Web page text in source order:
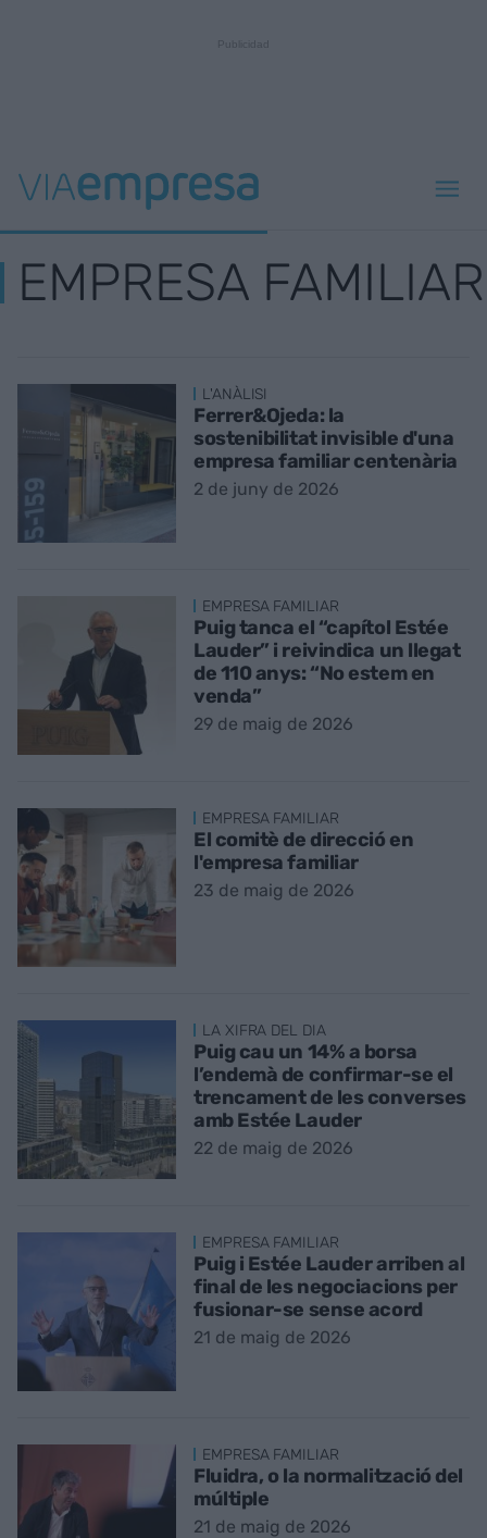
EMPRESA FAMILIAR
L'ANÀLISI
Ferrer&Ojeda: la
sostenibilitat invisible d'una
empresa familiar centenària
2 de juny de 2026
EMPRESA FAMILIAR
Puig tanca el “capítol Estée
Lauder” i reivindica un llegat
de 110 anys: “No estem en
venda”
29 de maig de 2026
EMPRESA FAMILIAR
El comitè de direcció en
l'empresa familiar
23 de maig de 2026
LA XIFRA DEL DIA
Puig cau un 14% a borsa
l’endemà de confirmar-se el
trencament de les converses
amb Estée Lauder
22 de maig de 2026
EMPRESA FAMILIAR
Puig i Estée Lauder arriben al
final de les negociacions per
fusionar-se sense acord
21 de maig de 2026
EMPRESA FAMILIAR
Fluidra, o la normalització del
múltiple
21 de maig de 2026